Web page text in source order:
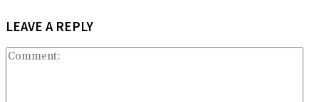
LEAVE A REPLY